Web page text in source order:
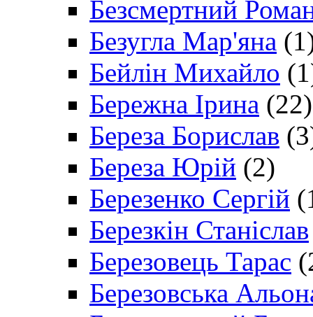
Безсмертний
Безугла Мар'яна
Бейлін Михайло
Бережна Ірина (22)
Береза Борислав
Береза Юрій (2)
Березенко Сергій
Березкін Станіслав
Березовець Тарас
Березовська